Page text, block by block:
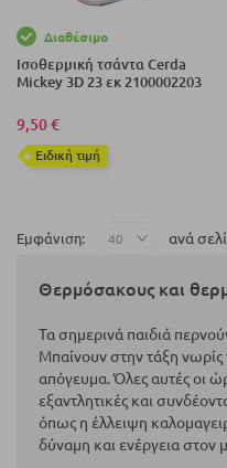
Διαθέσιμο
Ισοθερμική τσάντα Cerda
Mickey 3D 23 εκ 2100002203
9,50 €
Eιδική τιμή
Εμφάνιση ανά
Θερμόσακους και
Τα σημερινά παιδιά
Μπαίνουν στην τάξη
απόγευμα. Όλες αυτές οι
εξαντλητικές και
όπως η έλλειψη
δύναμη και ενέργεια στον